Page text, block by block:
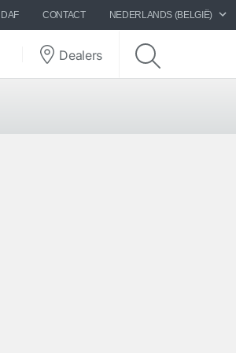
CONTACT NEDERLANDS (BELGIË)
Dealers